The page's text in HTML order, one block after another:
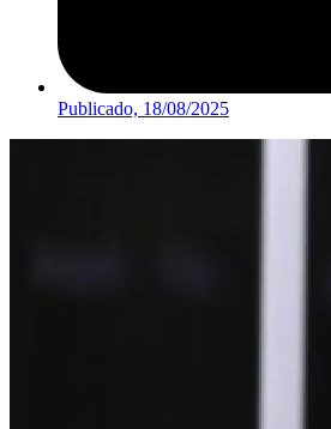
Publicado, 18/08/2025